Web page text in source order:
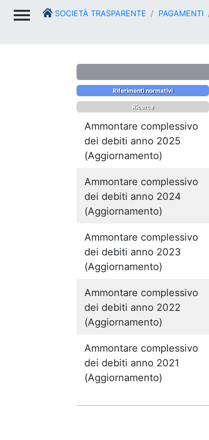
SOCIETÀ TRASPARENTE PAGAMENTI
Riferimenti normativi
Ricerca
Ammontare complessivo
dei debiti anno 2025
(Aggiornamento)
Ammontare complessivo
dei debiti anno 2024
(Aggiornamento)
Ammontare complessivo
dei debiti anno 2023
(Aggiornamento)
Ammontare complessivo
dei debiti anno 2022
(Aggiornamento)
Ammontare complessivo
dei debiti anno 2021
(Aggiornamento)